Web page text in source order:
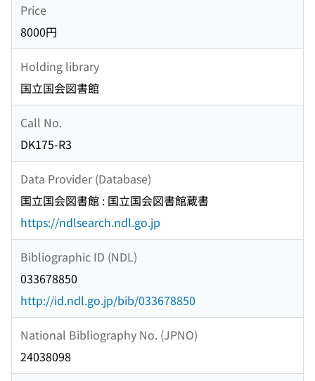
Price
8000円
Holding library
国立国会図書館
Call No.
DK175-R3
Data Provider (Database)
国立国会図書館 : 国立国会図書館蔵書
https://ndlsearch.ndl.go.jp
Bibliographic ID (NDL)
033678850
http://id.ndl.go.jp/bib/033678850
National Bibliography No. (JPNO)
24038098